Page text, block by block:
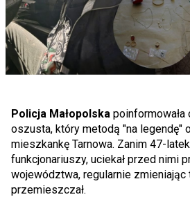
Policja Małopolska poinformowała
oszusta, który metodą "na legendę"
mieszkankę Tarnowa. Zanim 47-
funkcjonariuszy, uciekał przed nimi
województwa, regularnie
przemieszczał.